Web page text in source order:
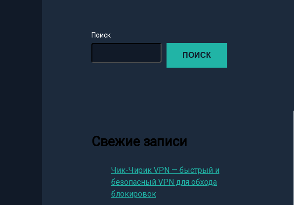
Поиск
ПОИСК
Свежие записи
Чик-Чирик VPN — быстрый и
безопасный VPN для обхода
блокировок